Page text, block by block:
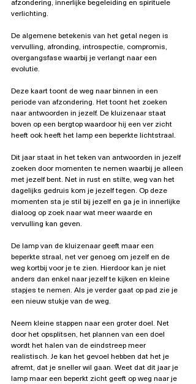
verlichting.
De algemene betekenis van het getal negen is
vervulling, afronding, introspectie, compromis,
overgangsfase waarbij je verlangt naar een
evolutie.
Deze kaart toont de weg naar binnen in een
periode van afzondering. Het toont het zoeken
naar antwoorden in jezelf. De kluizenaar staat
boven op een bergtop waardoor hij een ver zicht
heeft ook heeft het lamp een beperkte lichtstraal.
Dit jaar staat in het teken van antwoorden in jezelf
zoeken door momenten te nemen waarbij je alleen
met jezelf bent. Net in rust en stilte, weg van het
dagelijks gedruis kom je jezelf tegen. Op deze
momenten sta je stil bij jezelf en ga je in innerlijke
dialoog op zoek naar wat meer waarde en
vervulling kan geven.
De lamp van de kluizenaar geeft maar een
beperkte straal, net ver genoeg om jezelf en de
weg kortbij voor je te zien. Hierdoor kan je niet
anders dan enkel naar jezelf te kijken en kleine
stapjes te nemen. Als je verder gaat op pad zie je
een nieuw stukje van de weg.
Neem kleine stappen naar een groter doel. Net
door het opsplitsen, het plannen van een doel
wordt het halen van de eindstreep meer
realistisch. Je kan het gevoel hebben dat het je
afremt, dat je sneller wil gaan. Weet dat dit jaar je
lamp maar een beperkt zicht geeft op weg naar je